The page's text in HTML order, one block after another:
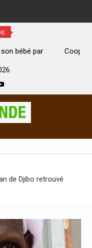
Le ministre Indien
de Djibo retrouvé